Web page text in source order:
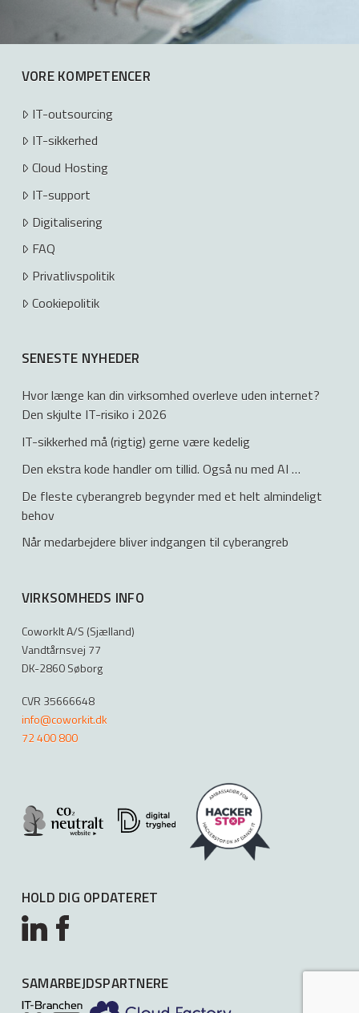
VORE KOMPETENCER
IT-outsourcing
IT-sikkerhed
Cloud Hosting
IT-support
Digitalisering
FAQ
Privatlivspolitik
Cookiepolitik
SENESTE NYHEDER
Hvor længe kan din virksomhed overleve uden internet?
Den skjulte IT-risiko i 2026
IT-sikkerhed må (rigtig) gerne være kedelig
Den ekstra kode handler om tillid. Også nu med AI …
De fleste cyberangreb begynder med et helt almindeligt
behov
Når medarbejdere bliver indgangen til cyberangreb
VIRKSOMHEDS INFO
CoworkIt A/S (Sjælland)
Vandtårnsvej 77
DK-2860 Søborg
CVR 35666648
info@coworkit.dk
72 400 800
HOLD DIG OPDATERET
SAMARBEJDSPARTNERE